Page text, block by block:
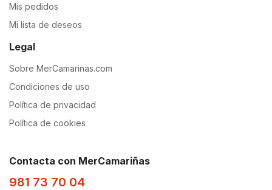
Mis pedidos
Mi lista de deseos
Legal
Sobre MerCamarinas.com
Condiciones de uso
Política de privacidad
Política de cookies
Contacta con MerCamariñas
981 73 70 04